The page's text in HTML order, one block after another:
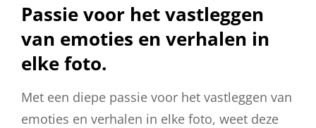
Passie voor het vastleggen
van emoties en verhalen in
elke foto.
Met een diepe passie voor het vastleggen van
emoties en verhalen in elke foto, weet deze